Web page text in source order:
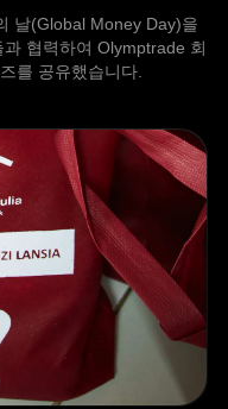
날(Global Money Day)을
협력하여 Olymptrade 회
를 공유했습니다.